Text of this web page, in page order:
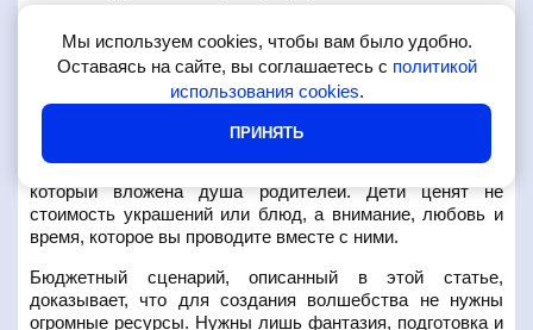
следующее утро.
Заключение
День рождения ребёнка дома - это не просто способ
настоящему семейный, тёплый и личный праздник, в
который вложена душа родителей. Дети ценят не
стоимость украшений или блюд, а внимание, любовь и
время, которое вы проводите вместе с ними.
Бюджетный сценарий, описанный в этой статье,
доказывает, что для создания волшебства не нужны
огромные ресурсы. Нужны лишь фантазия, подготовка и
Мы используем cookies, чтобы вам было удобно.
Оставаясь на сайте, вы соглашаетесь с политикой
использования cookies.
ПРИНЯТЬ